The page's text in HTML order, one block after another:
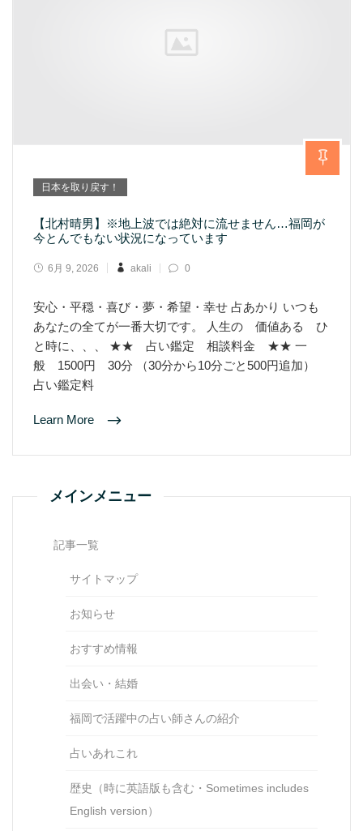
日本を取り戻す！
【北村晴男】※地上波では絶対に流せません…福岡が
今とんでもない状況になっています
6月 9, 2026 akali 0
安心・平穏・喜び・夢・希望・幸せ 占あかり いつも
あなたの全てが一番大切です。 人生の 価値ある ひ
と時に、、、 ★★ 占い鑑定 相談料金 ★★ 一
般 1500円 30分 （30分から10分ごと500円追加）
占い鑑定料
Learn More
メインメニュー
記事一覧
サイトマップ
お知らせ
おすすめ情報
出会い・結婚
福岡で活躍中の占い師さんの紹介
占いあれこれ
歴史（時に英語版も含む・Sometimes includes
English version）